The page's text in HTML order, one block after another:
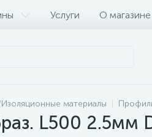
Услуги О магазине
материалы
L500 2.5мм